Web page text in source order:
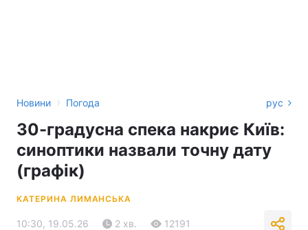
Новини › Погода рус
30-градусна спека накриє Київ:
синоптики назвали точну дату
(графік)
КАТЕРИНА ЛИМАНСЬКА
10:30, 19.05.26 2 хв. 12191